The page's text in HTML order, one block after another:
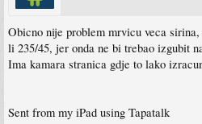
Obicno nije problem mrvicu veca
li 235/45, jer onda ne bi trebao izgubit
Ima kamara stranica gdje to lako
Sent from my iPad using Tapatalk